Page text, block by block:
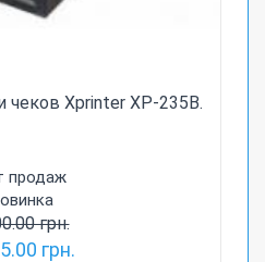
чеков Xprinter XP-235B.
продаж
грн.
грн.